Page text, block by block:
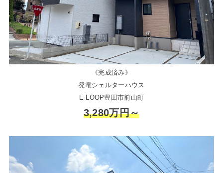
《完成済み》
発電シェルターハウス
E-LOOP豊田市前山町
3,280万円～